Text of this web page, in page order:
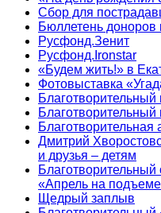
Сбор для
Бюллетень доноров
Русфонд.Зенит
Русфонд.Ironstar
«Будем жить!» в
Фотовыставка
Благотворительная
Дмитрий
и друзья – детям
«Апрель на
Щедрый заплыв